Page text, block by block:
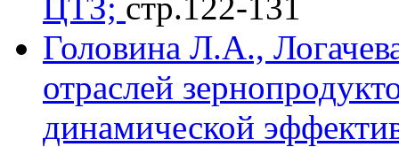
Головина Л.А.,
отраслей
динамической